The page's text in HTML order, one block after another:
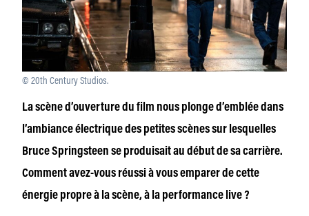
© 20th Century Studios.
La scène d’ouverture du film nous plonge d’emblée dans
l’ambiance électrique des petites scènes sur lesquelles
Bruce Springsteen se produisait au début de sa carrière.
Comment avez-vous réussi à vous emparer de cette
énergie propre à la scène, à la performance live ?